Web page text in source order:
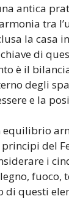
antica
tra
la casa
di
è il
degli
e la
equilibrio
del
i
fuoco,
di questi